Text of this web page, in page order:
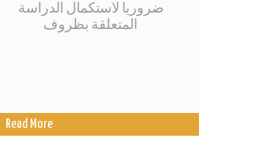
ضروريا لاستكمال الدراسة
المتعلقة بظروف
Read More